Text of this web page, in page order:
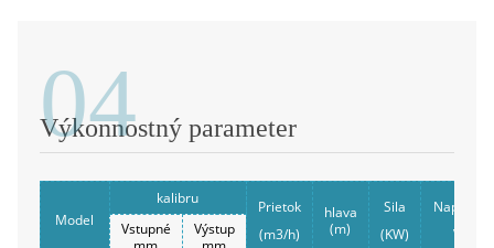
04
Výkonnostný parameter
Model
kalibru
Prietok
(m3/h)
hlava
(m)
Sila
(KW)
Napätie
V
Vstupné
Výstup